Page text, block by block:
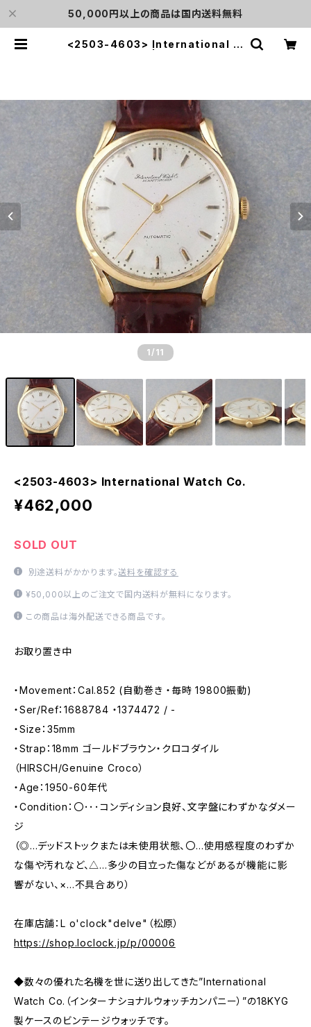
50,000円以上の商品は国内送料無料
<2503-4603> International W
1 /11
<2503-4603> International Watch Co.
¥462,000
SOLD OUT
別途送料がかかります。送料を確認する
¥50,000以上のご注文で国内送料が無料になります。
この商品は海外配送できる商品です。
お取り置き中
・Movement：Cal.852 (自動巻き ・毎時 19800振動)
・Ser/Ref：1688784 ・1374472 / -
・Size：35mm
・Strap：18mm ゴールドブラウン・クロコダイル
（HIRSCH/Genuine Croco）
・Age：1950-60年代
・Condition：〇･･･コンディション良好、文字盤にわずかなダメー
ジ
（◎…デッドストックまたは未使用状態、〇…使用感程度のわずか
な傷や汚れなど、△…多少の目立った傷などがあるが機能に影
響がない、×…不具合あり）
在庫店舗：L o'clock"delve"（松原）
https://shop.loclock.jp/p/00006
◆数々の優れた名機を世に送り出してきた”International
Watch Co.（インターナショナルウォッチカンパニー）”の18KYG
製ケースのビンテージウォッチです。